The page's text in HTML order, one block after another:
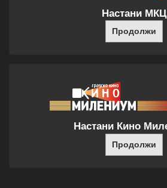
Настани МКЦ
Продолжи
Настани Кино
Продолжи